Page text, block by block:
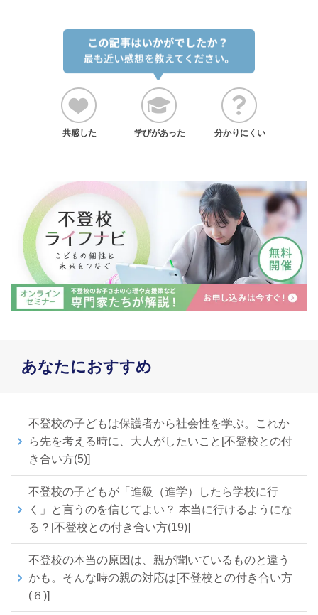
共感した 学びがあった 分かりにくい
あなたにおすすめ
不登校の子どもは保護者から社会性を学ぶ。これか
ら先を考える時に、大人がしたいこと[不登校との付
き合い方(5)]
不登校の子どもが「進級（進学）したら学校に行
く」と言うのを信じてよい？ 本当に行けるようにな
る？[不登校との付き合い方(19)]
不登校の本当の原因は、親が聞いているものと違う
かも。そんな時の親の対応は[不登校との付き合い方
(６)]